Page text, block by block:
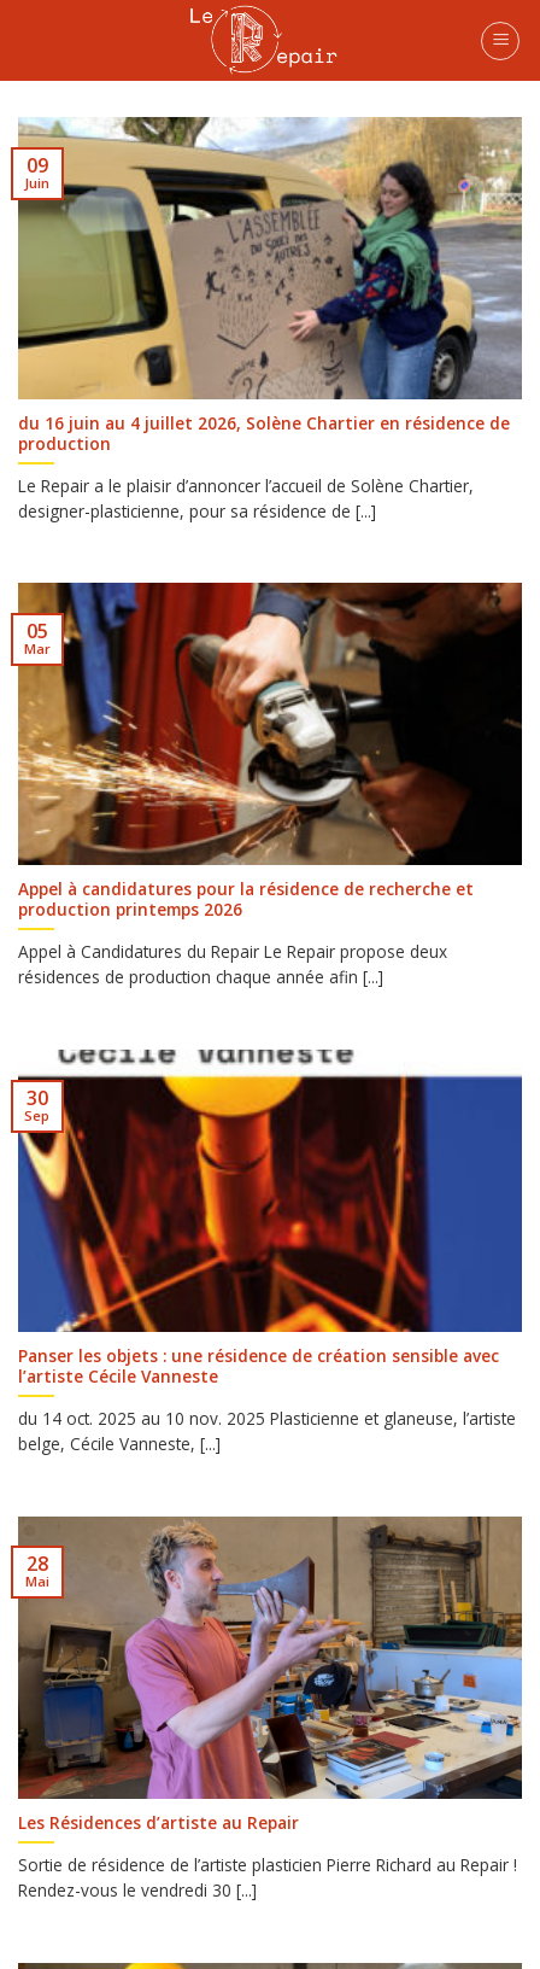
content
du 16 juin au 4 juillet 2026, Solène Chartier en résidence de
production
Le Repair a le plaisir d’annoncer l’accueil de Solène Chartier,
designer-plasticienne, pour sa résidence de [...]
09
Juin
Appel à candidatures pour la résidence de recherche et
production printemps 2026
Appel à Candidatures du Repair Le Repair propose deux
résidences de production chaque année afin [...]
05
Mar
Panser les objets : une résidence de création sensible avec
l’artiste Cécile Vanneste
du 14 oct. 2025 au 10 nov. 2025 Plasticienne et glaneuse, l’artiste
belge, Cécile Vanneste, [...]
30
Sep
Les Résidences d’artiste au Repair
Sortie de résidence de l’artiste plasticien Pierre Richard au Repair !
Rendez-vous le vendredi 30 [...]
28
Mai